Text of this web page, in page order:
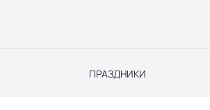
ПРАЗДНИКИ